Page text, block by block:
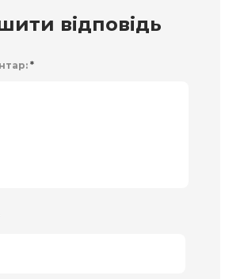
відповідь
*